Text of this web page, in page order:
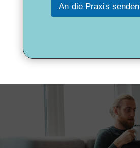
An die Praxis senden
e
n
e